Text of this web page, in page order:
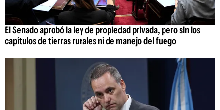
El Senado aprobó la ley de propiedad privada, pero sin los
capítulos de tierras rurales ni de manejo del fuego